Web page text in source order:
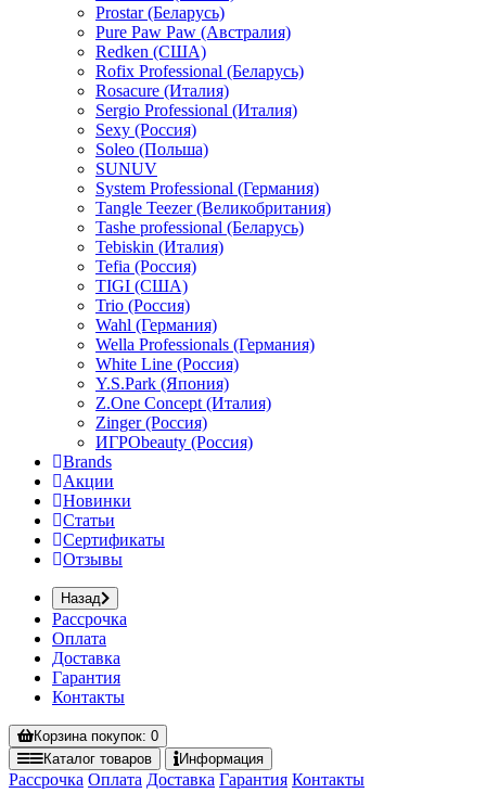
Prostar (Беларусь)
Pure Paw Paw (Австралия)
Redken (США)
Rofix Professional (Беларусь)
Rosacure (Италия)
Sergio Professional (Италия)
Sexy (Россия)
Soleo (Польша)
SUNUV
System Professional (Германия)
Tangle Teezer (Великобритания)
Tashe professional (Беларусь)
Tebiskin (Италия)
Tefia (Россия)
TIGI (США)
Trio (Россия)
Wahl (Германия)
Wella Professionals (Германия)
White Line (Россия)
Y.S.Park (Япония)
Z.One Concept (Италия)
Zinger (Россия)
ИГРОbeauty (Россия)
Brands
Акции
Новинки
Статьи
Сертификаты
Отзывы
Назад
Рассрочка
Оплата
Доставка
Гарантия
Контакты
Корзинапокупок: 0
Каталог товаров Информация
Рассрочка Оплата Доставка Гарантия Контакты